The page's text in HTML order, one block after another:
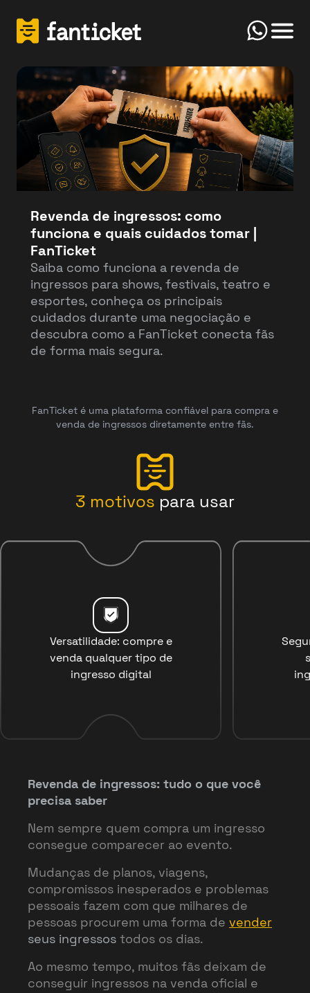
Click
Revenda de ingressos: como
funciona e quais cuidados tomar |
FanTicket
Saiba como funciona a revenda de
ingressos para shows, festivais, teatro e
esportes, conheça os principais
cuidados durante uma negociação e
descubra como a FanTicket conecta fãs
de forma mais segura.
FanTicket é uma plataforma confiável para compra e
venda de ingressos diretamente entre fãs.
3 motivos para usar
Versatilidade: compre e
venda qualquer tipo de
ingresso digital
Revenda de ingressos: tudo o que você
precisa saber
Nem sempre quem compra um ingresso
consegue comparecer ao evento.
Mudanças de planos, viagens,
compromissos inesperados e problemas
pessoais fazem com que milhares de
pessoas procurem uma forma de vender
seus ingressos todos os dias.
Ao mesmo tempo, muitos fãs deixam de
conseguir ingressos na venda oficial e
FanTicket
Olá! Bem-vindo(a) ao FanTicketBot. Como
posso te ajudar hoje? Você deseja vender ou
Vender
Your message
Send